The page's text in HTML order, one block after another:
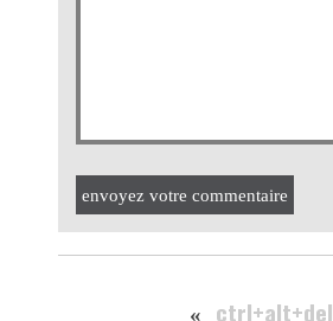
envoyez votre commentaire
«
ctrl+alt+del